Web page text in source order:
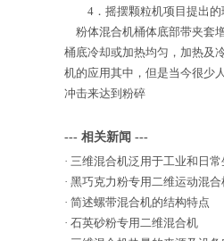
4．摇摆颗粒机项目提出的
粉体混合机桶体底部带夹套
桶底冷却或加热均匀，加热及
机的应用其中，但是当今很少
冲击来达到粉碎
--- 相关新闻 ---
· 三维混合机泛用于工业和日常
· 黑巧克力粉专用二维运动混合
· 简述螺带混合机的结构特点
· 石英砂粉专用二维混合机